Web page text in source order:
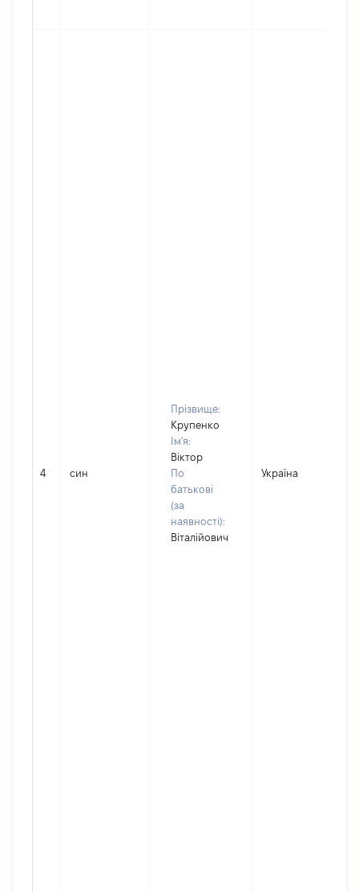
4 син
Прізвище:
Крупенко
Ім'я:
Віктор
По
батькові
(за
наявності):
Віталійович
Україна